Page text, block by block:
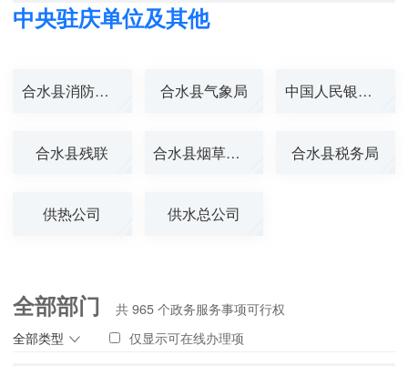
中央驻庆单位及其他
合水县消防救援... 合水县气象局 中国人民银行合...
合水县残联 合水县烟草专卖... 合水县税务局
供热公司 供水总公司
全部部门
全部类型
共965 个政务服务事项可行权
仅显示可在线办理项